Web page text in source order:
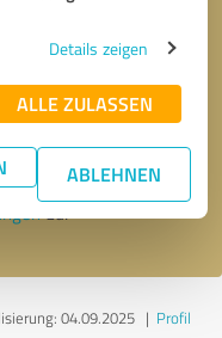
Details zeigen
ALLE ZULASSEN
ABLEHNEN
* Erforderliche Angaben
zu.
04.09.2025| Profil